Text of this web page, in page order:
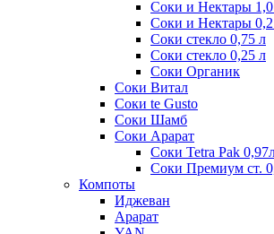
Соки и Нектары
Соки и Нектары
Соки стекло 0,75 л
Соки стекло 0,25 л
Соки Органик
Соки Витал
Соки te Gusto
Соки Шамб
Соки Арарат
Соки Tetra Pak
Соки Премиум ст.
Компоты
Иджеван
Арарат